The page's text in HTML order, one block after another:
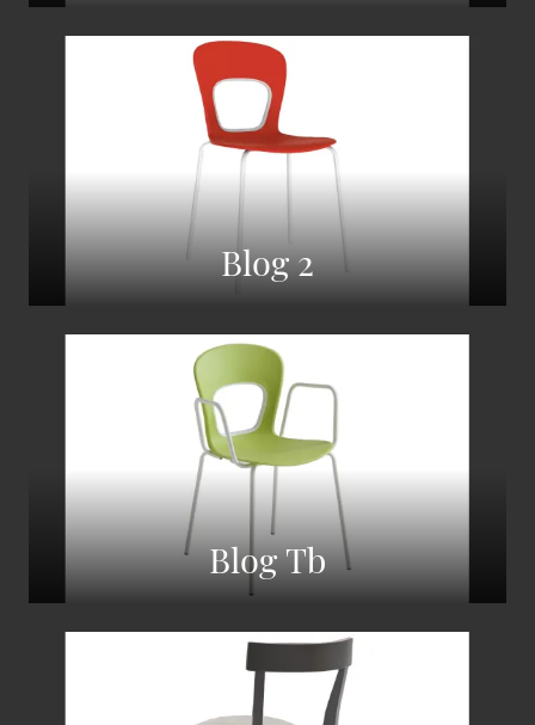
Blog 2
Blog Tb